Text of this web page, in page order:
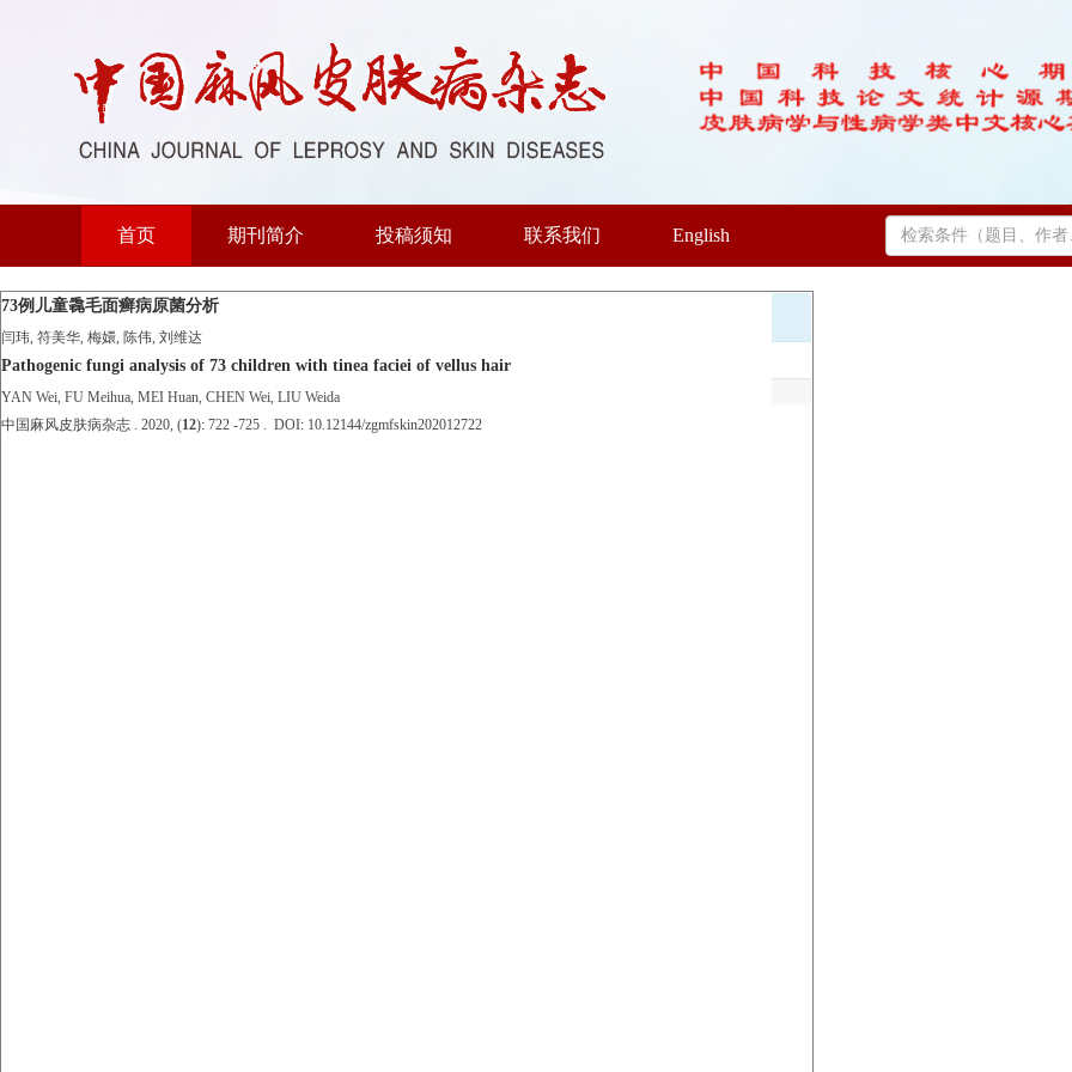
首页 期刊简介 投稿须知 联系我们 English
73例儿童毳毛面癣病原菌分析
闫玮, 符美华, 梅嬛, 陈伟, 刘维达
Pathogenic fungi analysis of 73 children with tinea faciei of vellus hair
YAN Wei, FU Meihua, MEI Huan, CHEN Wei, LIU Weida
中国麻风皮肤病杂志 . 2020, (12): 722 -725 . DOI: 10.12144/zgmfskin202012722